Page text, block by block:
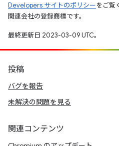
Developers サイトのポリシーをご覧
関連会社の登録商標です。
最終更新日 2023-03-09 UTC。
投稿
バグを報告
未解決の問題を見る
関連コンテンツ